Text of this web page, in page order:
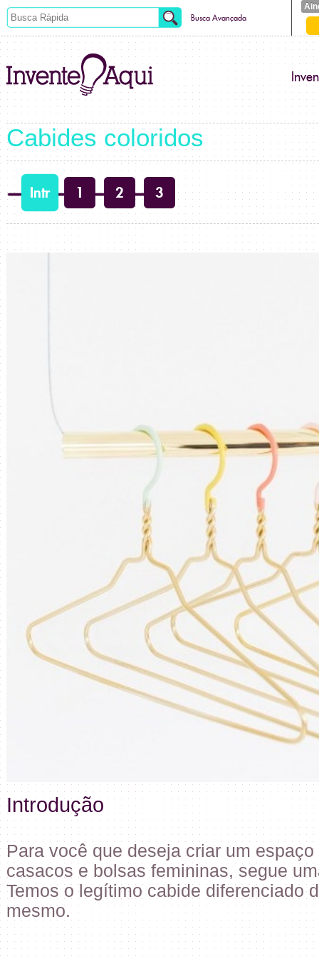
Busca Avançada
Cabides coloridos
Intr 1 2 3
Introdução
Para você que deseja criar um
casacos e bolsas femininas, segue
Temos o legítimo cabide diferenciado
mesmo.